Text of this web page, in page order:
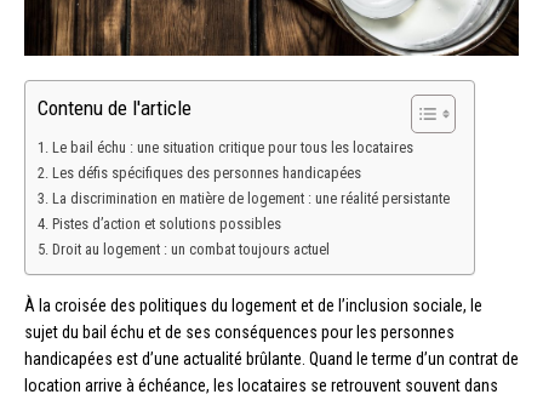
Contenu de l'article
Le bail échu : une situation critique pour tous les locataires
Les défis spécifiques des personnes handicapées
La discrimination en matière de logement : une réalité persistante
Pistes d’action et solutions possibles
Droit au logement : un combat toujours actuel
À la croisée des politiques du logement et de l’inclusion sociale, le
sujet du bail échu et de ses conséquences pour les personnes
handicapées est d’une actualité brûlante. Quand le terme d’un contrat de
location arrive à échéance, les locataires se retrouvent souvent dans